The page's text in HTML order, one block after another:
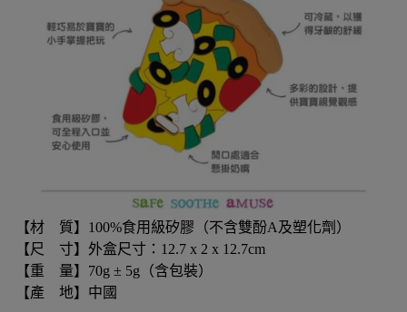
【材 質】100%食用級矽膠（不含雙酚A及塑化劑）
【尺 寸】外盒尺寸：12.7 x 2 x 12.7cm
【重 量】70g ± 5g（含包裝）
【產 地】中國